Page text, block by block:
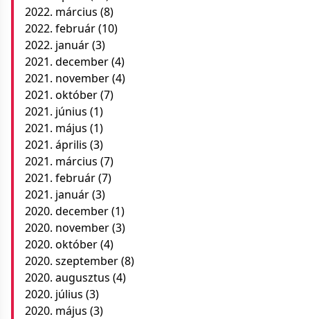
2022. március (8)
2022. február(10)
2022. január(3)
2021. december(4)
2021. november(4)
2021. október(7)
2021. június (1)
2021. május (1)
2021. április (3)
2021. március (7)
2021. február(7)
2021. január(3)
2020. december(1)
2020. november(3)
2020. október(4)
2020. szeptember(8)
2020. augusztus (4)
2020. július (3)
2020. május (3)